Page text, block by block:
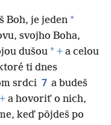
Boh, je jeden *
svojho Boha,
dušou * + a celou
ti dnes
srdci 7 a budeš
+ a hovoriť o nich,
keď pôjdeš po